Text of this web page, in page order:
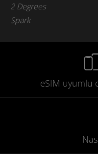
2 Degrees
Spark
eSIM uyumlu